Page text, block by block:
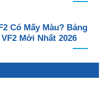
Có Mấy Màu? Bảng
VF2 Mới Nhất 2026